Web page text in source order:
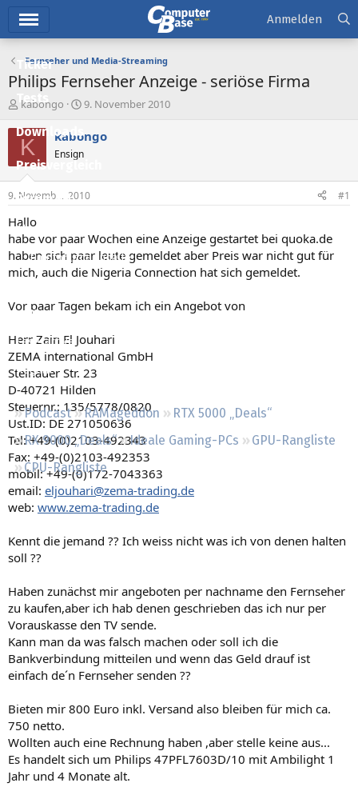
Ticker
Tests
Downloads
Preisvergleich
Forum
Aktuelles
Empfohlene Inhalte
Neueste Aktivitäten
Leserartikel
Regeln
Podcast RAMageddon
RTX 5000 „Deals“
RX 9000 „Deals“
Ideale Gaming-PCs
GPU-Rangliste
CPU-Rangliste
Anmelden
Fernseher und Media-Streaming
Philips Fernseher Anzeige - seriöse Firma
E
s
e
l
e
r
kabongo
E
s
e
t
m
9. November 2010
K kabongo
Ensign
9. November 2010 #1
Hallo
habe vor paar Wochen eine Anzeige gestartet bei quoka.de
haben sich paar leute gemeldet aber Preis war nicht gut für
mich, auch die Nigeria Connection hat sich gemeldet.
Vor paar Tagen bekam ich ein Angebot von
Herr Zain El Jouhari
ZEMA international GmbH
Steinauer Str. 23
D-40721 Hilden
Steuernr.: 135/5778/0820
Ust.ID: DE 271050636
Tel: +49-(0)2103-492343
Fax: +49-(0)2103-492353
mobil: +49-(0)172-7043363
email: eljouhari@zema-trading.de
web: www.zema-trading.de
Kennt die jemand ?? Ich weiss nicht was ich von denen halten
soll ??
Haben zunächst mir angeboten per nachname den Fernseher
zu kaufen,aber ich hab denen geschrieben das ich nur per
Vorauskasse den TV sende.
Kann man da was falsch machen oder soll ich die
Bankverbindung mitteilen und wenn das Geld drauf ist
einfach de´n Fernseher senden ??
Bieten mir 800 Euro inkl. Versand also bleiben für mich ca.
750 netto.
Wollten auch eine Rechnung haben ,aber stelle keine aus...
Es handelt sich um Philips 47PFL7603D/10 mit Ambilight 1
Jahr und 4 Monate alt.